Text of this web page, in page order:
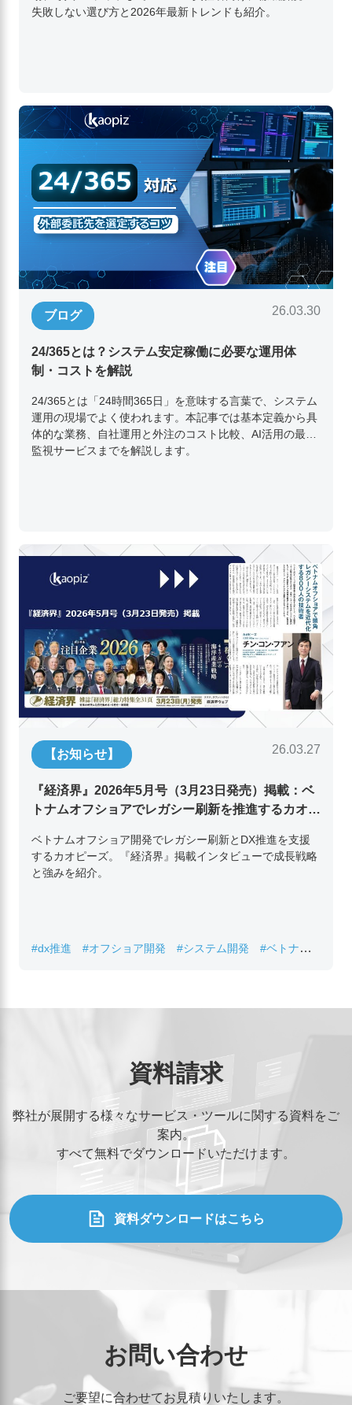
失敗しない選び方と2026年最新トレンドも紹介。
ブログ 26.03.30
24/365とは？システム安定稼働に必要な運用体
制・コストを解説
24/365とは「24時間365日」を意味する言葉で、システム
運用の現場でよく使われます。本記事では基本定義から具
体的な業務、自社運用と外注のコスト比較、AI活用の最新
監視サービスまでを解説します。
【お知らせ】 26.03.27
『経済界』2026年5月号（3月23日発売）掲載：ベ
トナムオフショアでレガシー刷新を推進するカオピ
ベトナムオフショア開発でレガシー刷新とDX推進を支援
するカオピーズ。『経済界』掲載インタビューで成長戦略
と強みを紹介。
#dx推進 #オフショア開発 #システム開発
#ベトナムIT
資料請求
弊社が展開する様々なサービス・ツールに関する資料をご
案内。
すべて無料でダウンロードいただけます。
資料ダウンロードはこちら
お問い合わせ
ご要望に合わせてお見積りいたします。